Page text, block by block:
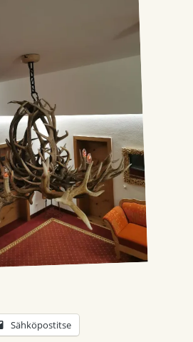
Sähköpostitse